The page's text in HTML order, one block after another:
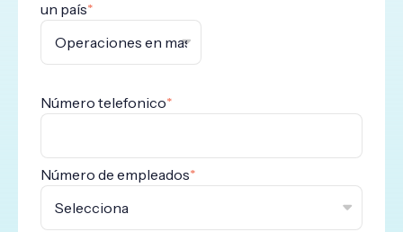
Número telefonico*
un país*
Número de empleados*